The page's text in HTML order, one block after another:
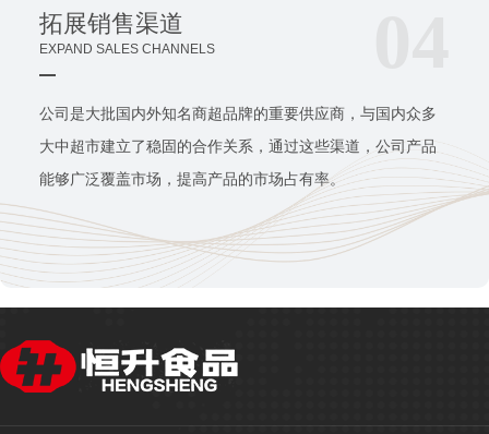
拓展销售渠道
EXPAND SALES CHANNELS
公司是大批国内外知名商超品牌的重要供应商，与国内众多
大中超市建立了稳固的合作关系，通过这些渠道，公司产品
能够广泛覆盖市场，提高产品的市场占有率。